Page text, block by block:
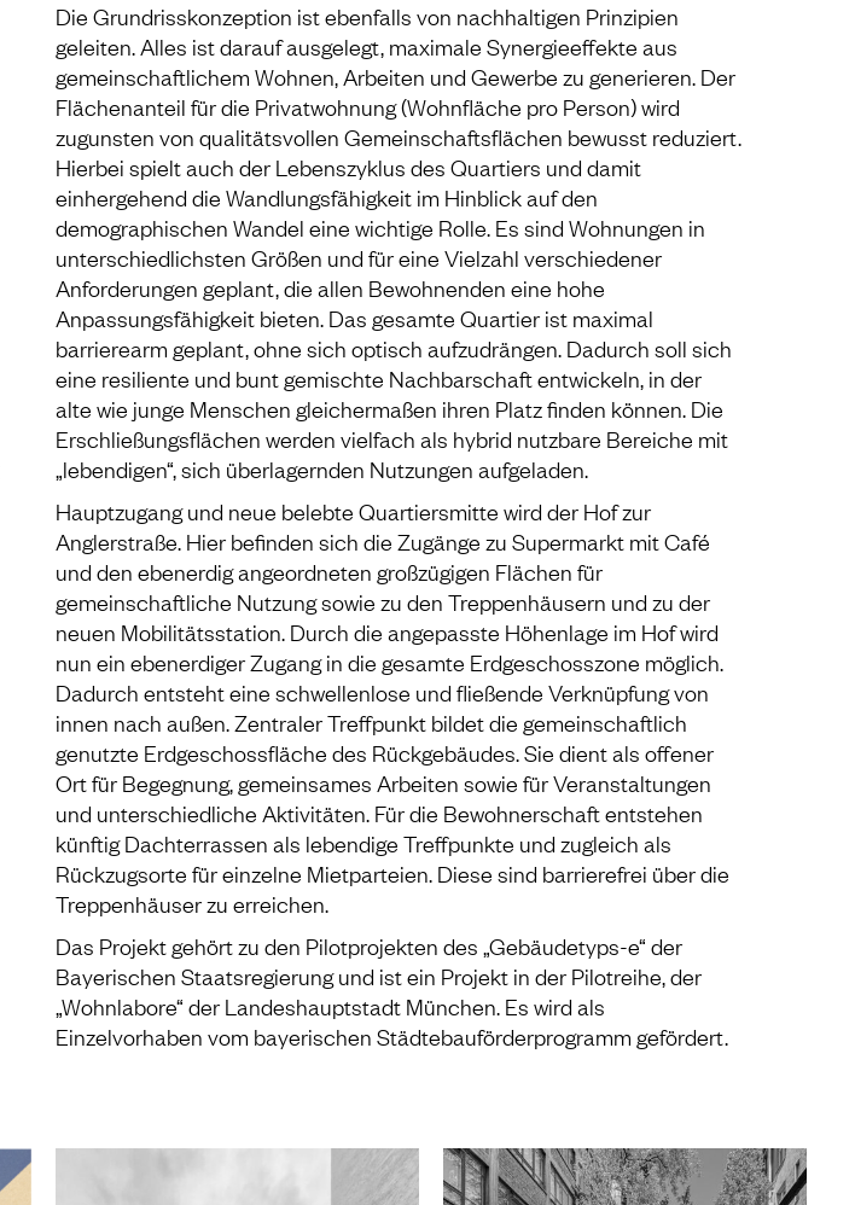
Die Grundrisskonzeption ist ebenfalls von nachhaltigen Prinzipien
geleiten. Alles ist darauf ausgelegt, maximale Synergieeffekte aus
gemeinschaftlichem Wohnen, Arbeiten und Gewerbe zu generieren. Der
Flächenanteil für die Privatwohnung (Wohnfläche pro Person) wird
zugunsten von qualitätsvollen Gemeinschaftsflächen bewusst reduziert.
Hierbei spielt auch der Lebenszyklus des Quartiers und damit
einhergehend die Wandlungsfähigkeit im Hinblick auf den
demographischen Wandel eine wichtige Rolle. Es sind Wohnungen in
unterschiedlichsten Größen und für eine Vielzahl verschiedener
Anforderungen geplant, die allen Bewohnenden eine hohe
Anpassungsfähigkeit bieten. Das gesamte Quartier ist maximal
barrierearm geplant, ohne sich optisch aufzudrängen. Dadurch soll sich
eine resiliente und bunt gemischte Nachbarschaft entwickeln, in der
alte wie junge Menschen gleichermaßen ihren Platz finden können. Die
Erschließungsflächen werden vielfach als hybrid nutzbare Bereiche mit
„lebendigen“, sich überlagernden Nutzungen aufgeladen.
Hauptzugang und neue belebte Quartiersmitte wird der Hof zur
Anglerstraße. Hier befinden sich die Zugänge zu Supermarkt mit Café
und den ebenerdig angeordneten großzügigen Flächen für
gemeinschaftliche Nutzung sowie zu den Treppenhäusern und zu der
neuen Mobilitätsstation. Durch die angepasste Höhenlage im Hof wird
nun ein ebenerdiger Zugang in die gesamte Erdgeschosszone möglich.
Dadurch entsteht eine schwellenlose und fließende Verknüpfung von
innen nach außen. Zentraler Treffpunkt bildet die gemeinschaftlich
genutzte Erdgeschossfläche des Rückgebäudes. Sie dient als offener
Ort für Begegnung, gemeinsames Arbeiten sowie für Veranstaltungen
und unterschiedliche Aktivitäten. Für die Bewohnerschaft entstehen
künftig Dachterrassen als lebendige Treffpunkte und zugleich als
Rückzugsorte für einzelne Mietparteien. Diese sind barrierefrei über die
Treppenhäuser zu erreichen.
Das Projekt gehört zu den Pilotprojekten des „Gebäudetyps-e“ der
Bayerischen Staatsregierung und ist ein Projekt in der Pilotreihe, der
„Wohnlabore“ der Landeshauptstadt München. Es wird als
Einzelvorhaben vom bayerischen Städtebauförderprogramm gefördert.